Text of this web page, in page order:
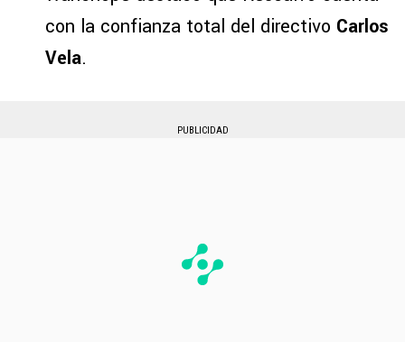
con la confianza total del directivo Carlos
Vela.
PUBLICIDAD